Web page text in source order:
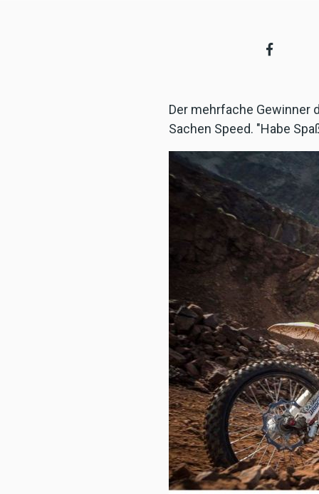
Der mehrfache Gewinner
Sachen Speed. "Habe